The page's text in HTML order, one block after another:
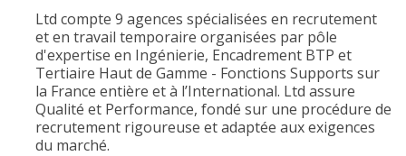
Ltd compte 9 agences spécialisées en recrutement
et en travail temporaire organisées par pôle
d'expertise en Ingénierie, Encadrement BTP et
Tertiaire Haut de Gamme - Fonctions Supports sur
la France entière et à l’International. Ltd assure
Qualité et Performance, fondé sur une procédure de
recrutement rigoureuse et adaptée aux exigences
du marché.